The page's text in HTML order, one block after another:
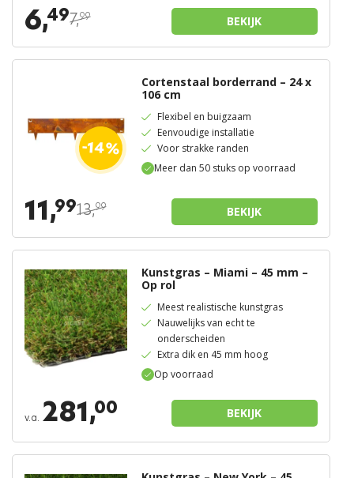
6,497,99 BEKIJK
-14%
Meer dan 50 stuks op voorraad
Cortenstaal borderrand – 24 x
106 cm
Flexibel en buigzaam
Eenvoudige installatie
Voor strakke randen
11,9913,99 BEKIJK
Op voorraad
Kunstgras – Miami – 45 mm –
Op rol
Meest realistische kunstgras
Nauwelijks van echt te
onderscheiden
Extra dik en 45 mm hoog
v.a. 281,00 BEKIJK